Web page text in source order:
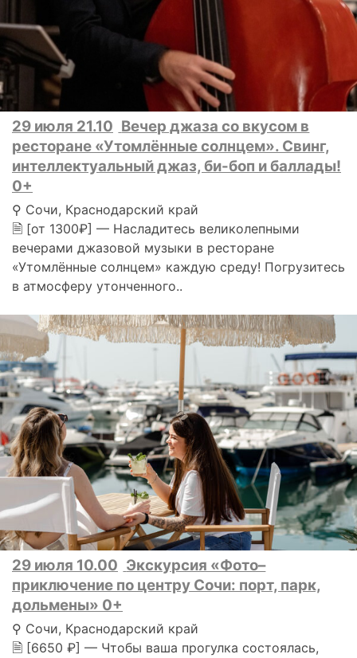
29 июля 21.10 Вечер джаза со вкусом в
ресторане «Утомлённые солнцем». Свинг,
интеллектуальный джаз, би-боп и баллады!
0+
⚲ Сочи, Краснодарский край
🗎 [от 1300₽] — Насладитесь великолепными
вечерами джазовой музыки в ресторане
«Утомлённые солнцем» каждую среду! Погрузитесь
в атмосферу утонченного..
29 июля 10.00 Экскурсия «Фото–
приключение по центру Сочи: порт, парк,
дольмены» 0+
⚲ Сочи, Краснодарский край
🗎 [6650 ₽] — Чтобы ваша прогулка состоялась,